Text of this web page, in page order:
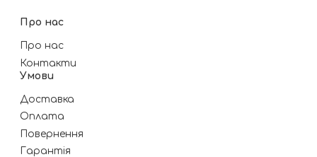
Про нас
Про нас
Контакти
Умови
Доставка
Оплата
Повернення
Гарантія